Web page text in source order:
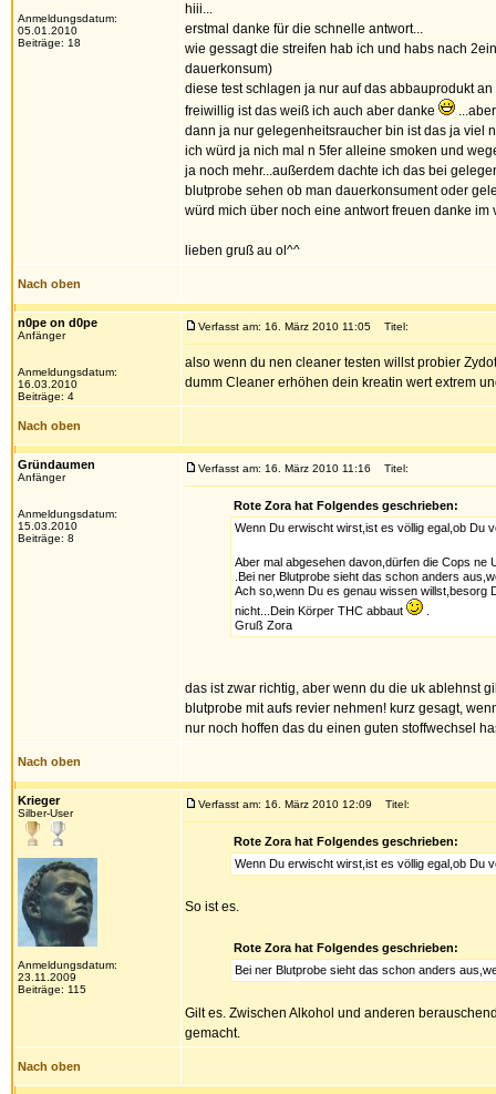
Anmeldungsdatum:
05.01.2010
Beiträge: 18
hiii...
erstmal danke für die schnelle antwort...
wie gessagt die streifen hab ich und habs nach
dauerkonsum)
diese test schlagen ja nur auf das abbauprodukt
freiwillig ist das weiß ich auch aber danke
dann ja nur gelegenheitsraucher bin ist das ja viel
ich würd ja nich mal n 5fer alleine smoken und
ja noch mehr...außerdem dachte ich das bei
blutprobe sehen ob man dauerkonsument oder
würd mich über noch eine antwort freuen danke im
lieben gruß au ol^^
Nach oben
n0pe on d0pe
Anfänger
Anmeldungsdatum:
16.03.2010
Beiträge: 4
Verfasst am: 16. März 2010 11:05 Titel:
also wenn du nen cleaner testen willst probier
dumm Cleaner erhöhen dein kreatin wert extrem
Nach oben
Gründaumen
Anfänger
Anmeldungsdatum:
15.03.2010
Beiträge: 8
Verfasst am: 16. März 2010 11:16 Titel:
Rote Zora hat Folgendes geschrieben:
Wenn Du erwischt wirst,ist es völlig egal,ob Du
Aber mal abgesehen davon,dürfen die Cops ne
.Bei ner Blutprobe sieht das schon anders
Ach so,wenn Du es genau wissen willst,besorg
nicht...Dein Körper THC abbaut
Gruß Zora
das ist zwar richtig, aber wenn du die uk ablehnst
blutprobe mit aufs revier nehmen! kurz gesagt,
nur noch hoffen das du einen guten stoffwechsel
Nach oben
Krieger
Silber-User
Anmeldungsdatum:
23.11.2009
Beiträge: 115
Verfasst am: 16. März 2010 12:09 Titel:
Rote Zora hat Folgendes geschrieben:
Wenn Du erwischt wirst,ist es völlig egal,ob Du
So ist es.
Rote Zora hat Folgendes geschrieben:
Bei ner Blutprobe sieht das schon anders
Gilt es. Zwischen Alkohol und anderen
gemacht.
Nach oben